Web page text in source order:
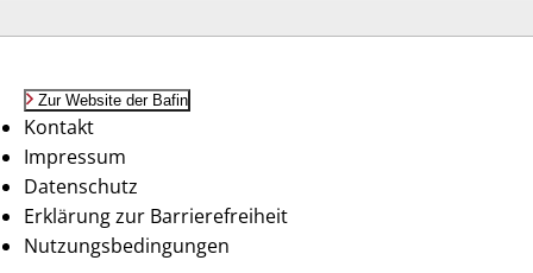
Zur Website der Bafin
Kontakt
Impressum
Datenschutz
Erklärung zur Barrierefreiheit
Nutzungsbedingungen